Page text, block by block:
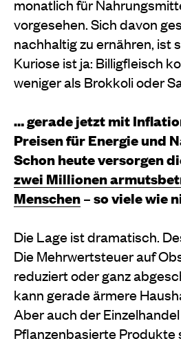
monatlich für
vorgesehen. Sich davon
nachhaltig zu ernähren, ist
Kuriose ist ja: Billigfleisch
weniger als Brokkoli oder
… gerade jetzt mit
Preisen für Energie und
Schon heute versorgen
zwei Millionen
Menschen– so viele wie
Die Lage ist dramatisch.
Die Mehrwertsteuer auf
reduziert oder ganz
kann gerade ärmere
Aber auch der
Pflanzenbasierte Produkte